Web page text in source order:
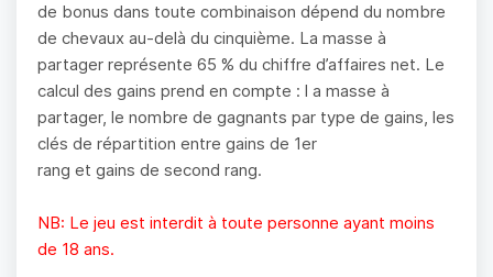
de bonus dans toute combinaison dépend du nombre
de chevaux au-delà du cinquième. La masse à
partager représente 65 % du chiffre d’affaires net. Le
calcul des gains prend en compte : l a masse à
partager, le nombre de gagnants par type de gains, les
clés de répartition entre gains de 1er
rang et gains de second rang.
NB: Le jeu est interdit à toute personne ayant moins
de 18 ans.